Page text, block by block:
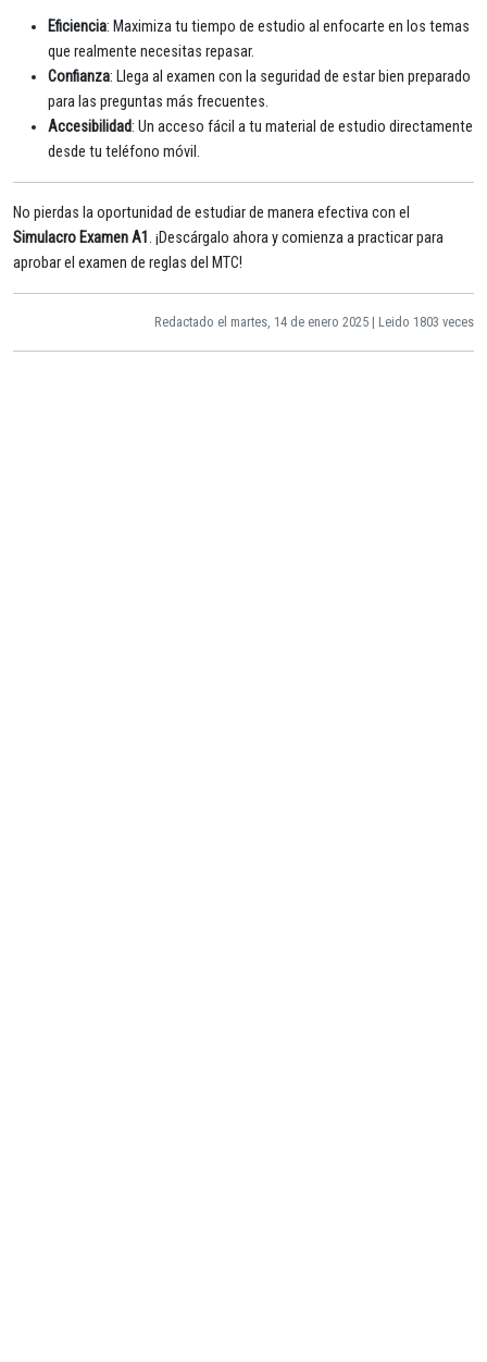
Eficiencia: Maximiza tu tiempo de estudio al enfocarte en los temas
que realmente necesitas repasar.
Confianza: Llega al examen con la seguridad de estar bien preparado
para las preguntas más frecuentes.
Accesibilidad: Un acceso fácil a tu material de estudio directamente
desde tu teléfono móvil.
No pierdas la oportunidad de estudiar de manera efectiva con el
Simulacro Examen A1 . ¡Descárgalo ahora y comienza a practicar para
aprobar el examen de reglas del MTC!
Redactado el martes, 14 de enero 2025 | Leido 1803 veces